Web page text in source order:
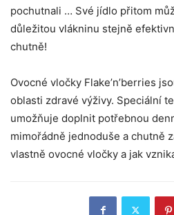
pochutnali … Své jídlo přitom
důležitou vlákninu stejně
chutně!
Ovocné vločky Flake’n’berries
oblasti zdravé výživy. Speciální
umožňuje doplnit potřebnou
mimořádně jednoduše a chutně
vlastně ovocné vločky a jak